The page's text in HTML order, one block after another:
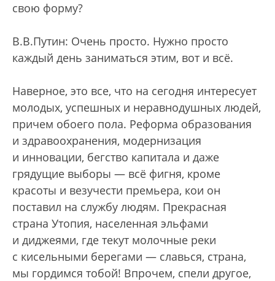
свою форму?
В.В.Путин: Очень просто. Нужно просто
каждый день заниматься этим, вот и всё.
Наверное, это все, что на сегодня интересует
молодых, успешных и неравнодушных людей,
причем обоего пола. Реформа образования
и здравоохранения, модернизация
и инновации, бегство капитала и даже
грядущие выборы — всё фигня, кроме
красоты и везучести премьера, кои он
поставил на службу людям. Прекрасная
страна Утопия, населенная эльфами
и диджеями, где текут молочные реки
с кисельными берегами — славься, страна,
мы гордимся тобой! Впрочем, спели другое,